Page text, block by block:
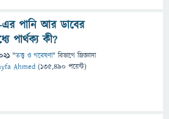
এর পানি আর ডাবের
পার্থক্য কী?
"তত্ত্ব ও গবেষণা" বিভাগে জিজ্ঞাসা
Ahmed (135,490 পয়েন্ট)